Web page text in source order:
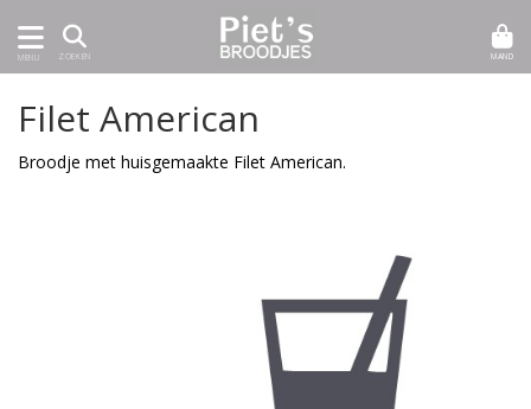
MENU ZOEKEN MAND
Filet American
Broodje met huisgemaakte Filet American.